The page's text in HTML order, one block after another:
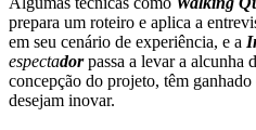
prepara um roteiro e aplica a
em seu cenário de experiência, e a
espectador passa a levar a alcunha
concepção do projeto, têm ganhado
desejam inovar.